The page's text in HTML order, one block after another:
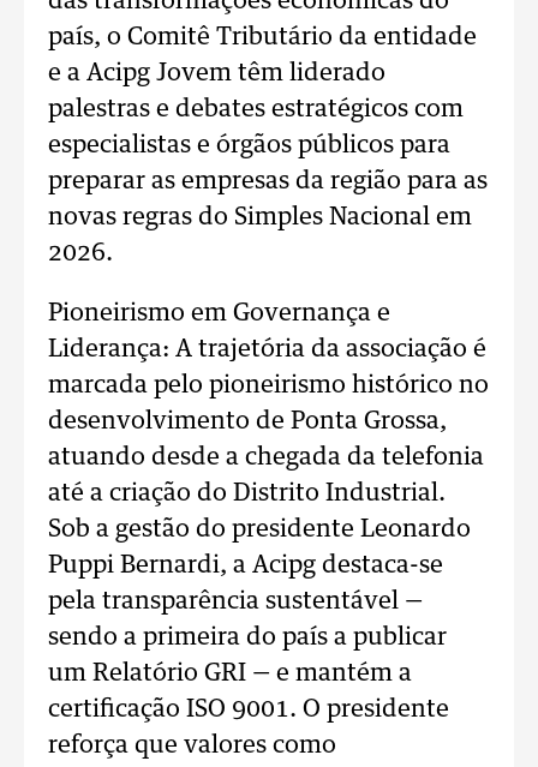
país, o Comitê Tributário da entidade
e a Acipg Jovem têm liderado
palestras e debates estratégicos com
especialistas e órgãos públicos para
preparar as empresas da região para as
novas regras do Simples Nacional em
2026.
Pioneirismo em Governança e
Liderança: A trajetória da associação é
marcada pelo pioneirismo histórico no
desenvolvimento de Ponta Grossa,
atuando desde a chegada da telefonia
até a criação do Distrito Industrial.
Sob a gestão do presidente Leonardo
Puppi Bernardi, a Acipg destaca-se
pela transparência sustentável —
sendo a primeira do país a publicar
um Relatório GRI — e mantém a
certificação ISO 9001. O presidente
reforça que valores como